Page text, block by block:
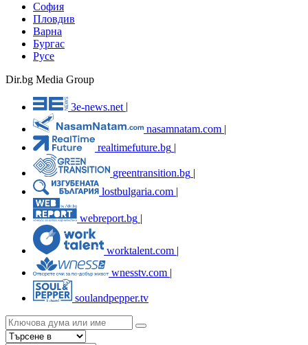
София
Пловдив
Варна
Бургас
Русе
Dir.bg Media Group
3e-news.net
nasamnatam.com |
realtimefuture.bg |
greentransition.bg |
lostbulgaria.com |
webreport.bg
worktalent.com |
wnesstv.com |
soulandpepper.tv